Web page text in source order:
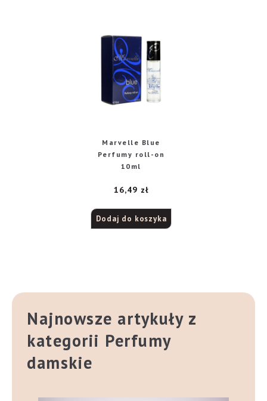
Marvelle Blue
Perfumy roll-on
10ml
16,49 zł
Dodaj do koszyka
Najnowsze artykuły z
kategorii Perfumy
damskie